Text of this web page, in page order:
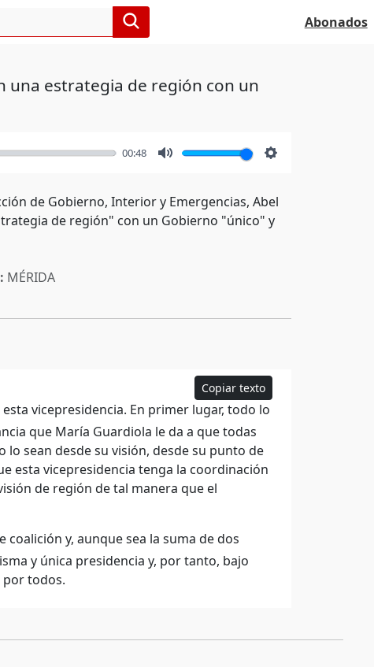
Abonados
una estrategia de región con un
00:48
de Gobierno, Interior y Emergencias, Abel
de región" con un Gobierno "único" y
MÉRIDA
Copiar texto
vicepresidencia. En primer lugar, todo lo
que María Guardiola le da a que todas
lo sean desde su visión, desde su punto de
esta vicepresidencia tenga la coordinación
de región de tal manera que el
y, aunque sea la suma de dos
y única presidencia y, por tanto, bajo
todos.